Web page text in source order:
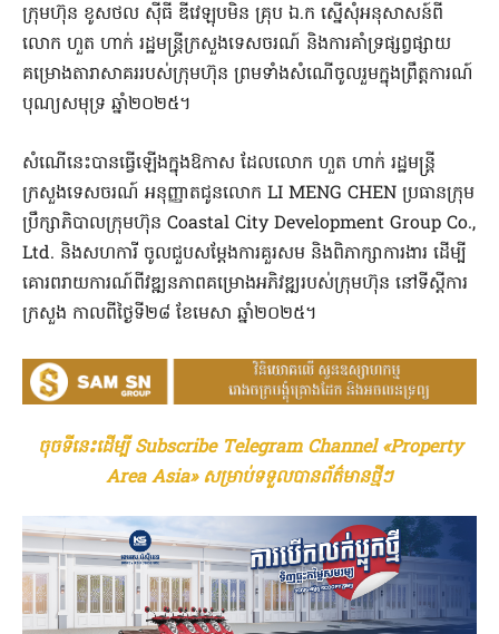
ក្រុមហ៊ុន ខូសថល ស៊ីធី ឌីវេឡុបមិន គ្រុប ឯ.ក ស្នើសុំអនុសាសន៍ពី
លោក ហួត ហាក់ រដ្ឋមន្ត្រីក្រសួងទេសចរណ៍ និងការគាំទ្រផ្សព្វផ្សាយ
គម្រោងតារាសាគររបស់ក្រុមហ៊ុន ព្រមទាំងសំណើចូលរួមក្នុងព្រឹត្តការណ៍
បុណ្យសមុទ្រ ឆ្នាំ២០២៥។
សំណើនេះបានធ្វើឡើងក្នុងឱកាស ដែលលោក ហួត ហាក់ រដ្ឋមន្ត្រី
ក្រសួងទេសចរណ៍ អនុញ្ញាតជូនលោក LI MENG CHEN ប្រធានក្រុម
ប្រឹក្សាភិបាលក្រុមហ៊ុន Coastal City Development Group Co.,
Ltd. និងសហការី ចូលជួបសម្តែងការគួរសម និងពិភាក្សាការងារ ដើម្បី
គោរពរាយការណ៍ពីវឌ្ឍនភាពគម្រោងអភិវឌ្ឍរបស់ក្រុមហ៊ុន នៅទីស្តីការ
ក្រសួង កាលពីថ្ងៃទី២៨ ខែមេសា ឆ្នាំ២០២៥។
ចុចទីនេះដើម្បី Subscribe Telegram Channel «Property
Area Asia» សម្រាប់ទទួលបានព័ត៌មានថ្មីៗ